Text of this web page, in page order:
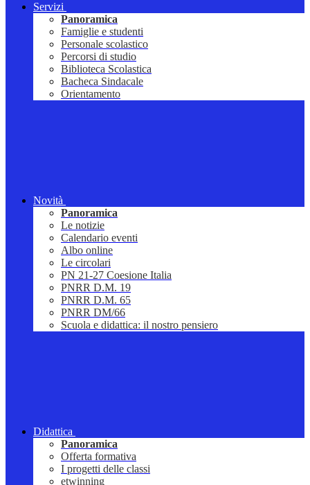
Servizi
Panoramica
Famiglie e studenti
Personale scolastico
Percorsi di studio
Biblioteca Scolastica
Bacheca Sindacale
Orientamento
Novità
Panoramica
Le notizie
Calendario eventi
Albo online
Le circolari
PN 21-27 Coesione Italia
PNRR D.M. 19
PNRR D.M. 65
PNRR DM/66
Scuola e didattica: il nostro pensiero
Didattica
Panoramica
Offerta formativa
I progetti delle classi
etwinning